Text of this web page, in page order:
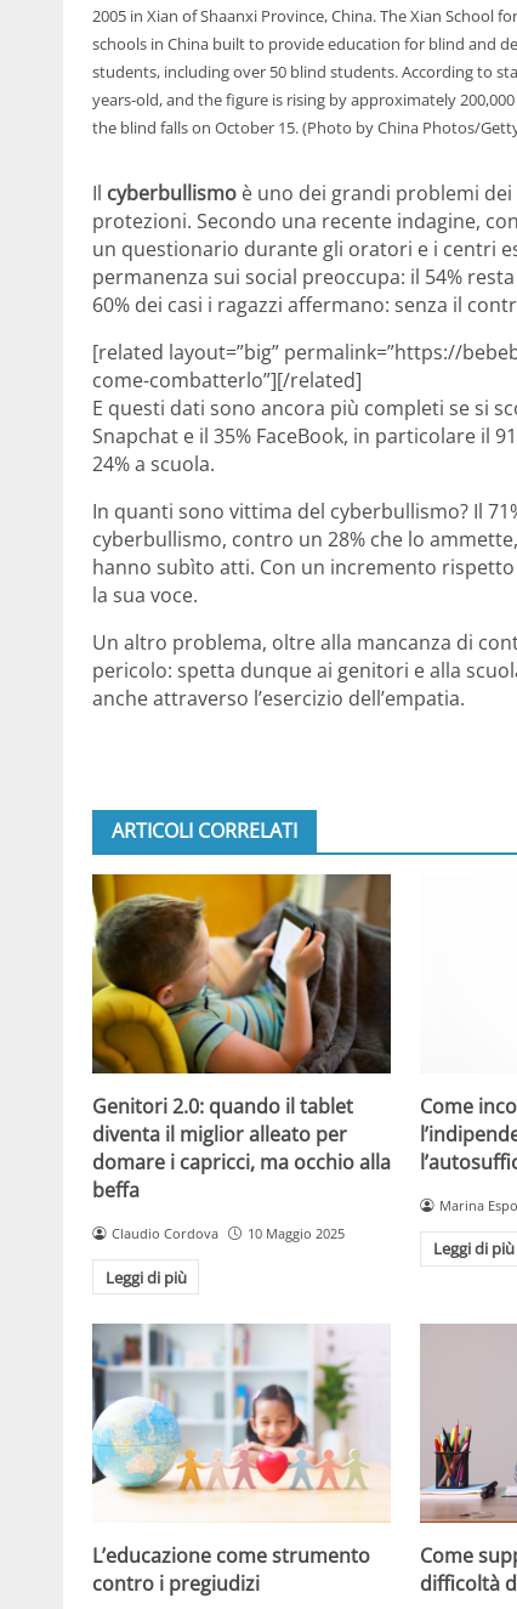
2005 in Xian of Shaanxi Province, China. The Xian School
schools in China built to provide education for blind and
students, including over 50 blind students. According to
years-old, and the figure is rising by approximately
the blind falls on October 15. (Photo by China Photos/
Il cyberbullismo è uno dei grandi problemi dei
protezioni. Secondo una recente indagine,
un questionario durante gli oratori e i centri
permanenza sui social preoccupa: il 54%
60% dei casi i ragazzi affermano: senza il
[related layout=”big” permalink=”https://
come-combatterlo”][/related]
E questi dati sono ancora più completi se si
Snapchat e il 35% FaceBook, in particolare il
24% a scuola.
In quanti sono vittima del cyberbullismo? Il
cyberbullismo, contro un 28% che lo
hanno subìto atti. Con un incremento
la sua voce.
Un altro problema, oltre alla mancanza di
pericolo: spetta dunque ai genitori e alla
anche attraverso l’esercizio dell’empatia.
ARTICOLI CORRELATI
Genitori 2.0: quando il tablet
diventa il miglior alleato per
domare i capricci, ma occhio alla
beffa
Claudio Cordova 10 Maggio 2025
Leggi di più
Come
Marina
Leggi di più
L’educazione come strumento
contro i pregiudizi
Come
difficoltà